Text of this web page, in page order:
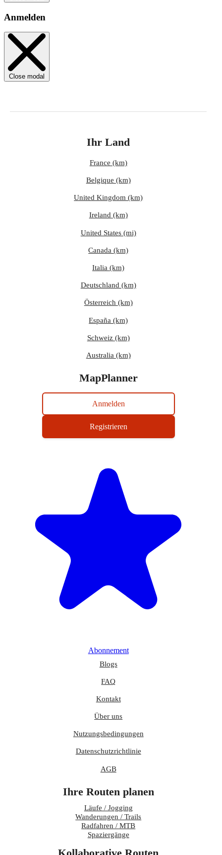
Anmelden
Close modal
Ihr Land
France (km)
Belgique (km)
United Kingdom (km)
Ireland (km)
United States (mi)
Canada (km)
Italia (km)
Deutschland (km)
Österreich (km)
España (km)
Schweiz (km)
Australia (km)
MapPlanner
Anmelden
Registrieren
Abonnement
Blogs
FAQ
Kontakt
Über uns
Nutzungsbedingungen
Datenschutzrichtlinie
AGB
Ihre Routen planen
Läufe / Jogging
Wanderungen / Trails
Radfahren / MTB
Spaziergänge